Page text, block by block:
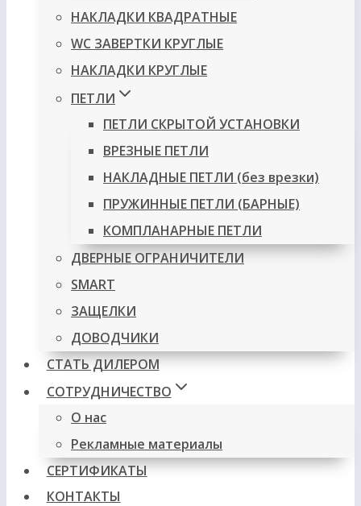
НАКЛАДКИ КВАДРАТНЫЕ
WC ЗАВЕРТКИ КРУГЛЫЕ
НАКЛАДКИ КРУГЛЫЕ
ПЕТЛИ
ПЕТЛИ СКРЫТОЙ УСТАНОВКИ
ВРЕЗНЫЕ ПЕТЛИ
НАКЛАДНЫЕ ПЕТЛИ (без врезки)
ПРУЖИННЫЕ ПЕТЛИ (БАРНЫЕ)
КОМПЛАНАРНЫЕ ПЕТЛИ
ДВЕРНЫЕ ОГРАНИЧИТЕЛИ
SMART
ЗАЩЕЛКИ
ДОВОДЧИКИ
СТАТЬ ДИЛЕРОМ
СОТРУДНИЧЕСТВО
О нас
Рекламные материалы
СЕРТИФИКАТЫ
КОНТАКТЫ